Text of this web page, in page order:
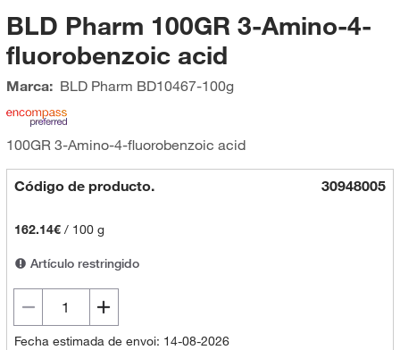
BLD Pharm 100GR 3-Amino-4-
fluorobenzoic acid
Marca: BLD Pharm BD10467-100g
100GR 3-Amino-4-fluorobenzoic acid
Código de producto. 30948005
162.14€/ 100 g
Artículo restringido
Fecha estimada de envoi: 14-08-2026